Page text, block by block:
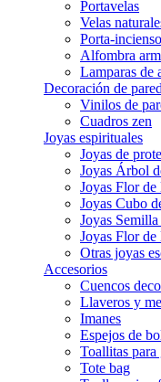
Portavelas
Velas
Porta-
Alfombra
Lamparas de
Decoración de pared
Vinilos de
Cuadros zen
Joyas espirituales
Joyas de
Joyas Árbol
Joyas Flor de
Joyas Cubo
Joyas
Joyas Flor de
Otras joyas
Accesorios
Cuencos
Llaveros y
Imanes
Espejos de
Toallitas para
Tote bag